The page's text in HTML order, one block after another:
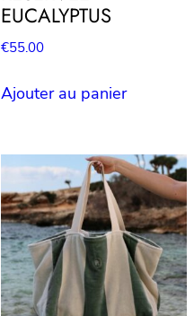
EUCALYPTUS
€55.00
Ajouter au panier